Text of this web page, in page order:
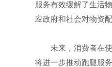
服务有效缓解了生活
应政府和社会对物资
未来，消费者在使
将进一步推动跑腿服